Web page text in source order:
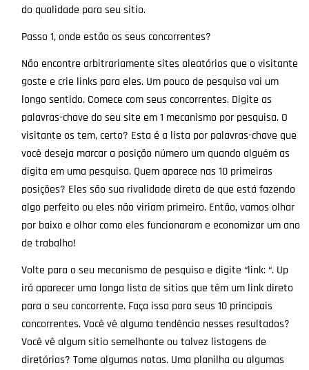
do qualidade para seu sitio.
Passo 1, onde estão os seus concorrentes?
Não encontre arbitrariamente sites aleatórios que o visitante
goste e crie links para eles. Um pouco de pesquisa vai um
longo sentido. Comece com seus concorrentes. Digite as
palavras-chave do seu site em 1 mecanismo por pesquisa. O
visitante os tem, certo? Esta é a lista por palavras-chave que
você deseja marcar a posição número um quando alguém as
digita em uma pesquisa. Quem aparece nas 10 primeiras
posições? Eles são sua rivalidade direta de que está fazendo
algo perfeito ou eles não viriam primeiro. Então, vamos olhar
por baixo e olhar como eles funcionaram e economizar um ano
de trabalho!
Volte para o seu mecanismo de pesquisa e digite “link: “. Up
irá aparecer uma longa lista de sitios que têm um link direto
para o seu concorrente. Faça isso para seus 10 principais
concorrentes. Você vê alguma tendência nesses resultados?
Você vê algum sitio semelhante ou talvez listagens de
diretórios? Tome algumas notas. Uma planilha ou algumas